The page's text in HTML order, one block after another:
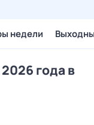
недели
года в